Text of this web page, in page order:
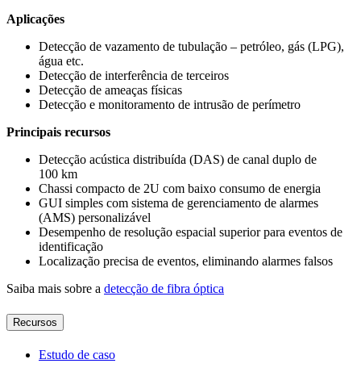
Aplicações
Detecção de vazamento de tubulação – petróleo, gás (LPG),
água etc.
Detecção de interferência de terceiros
Detecção de ameaças físicas
Detecção e monitoramento de intrusão de perímetro
Principais recursos
Detecção acústica distribuída (DAS) de canal duplo de
100 km
Chassi compacto de 2U com baixo consumo de energia
GUI simples com sistema de gerenciamento de alarmes
(AMS) personalizável
Desempenho de resolução espacial superior para eventos de
identificação
Localização precisa de eventos, eliminando alarmes falsos
Saiba mais sobre a detecção de fibra óptica
Recursos
Estudo de caso